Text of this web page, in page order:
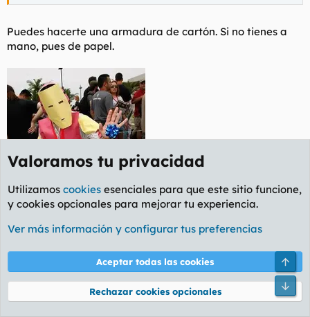
Puedes hacerte una armadura de cartón. Si no tienes a
mano, pues de papel.
Valoramos tu privacidad
Utilizamos cookies esenciales para que este sitio funcione,
y cookies opcionales para mejorar tu experiencia.
Ver más información y configurar tus preferencias
Aceptar todas las cookies
Rechazar cookies opcionales
Pie